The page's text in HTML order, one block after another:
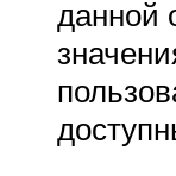
данной